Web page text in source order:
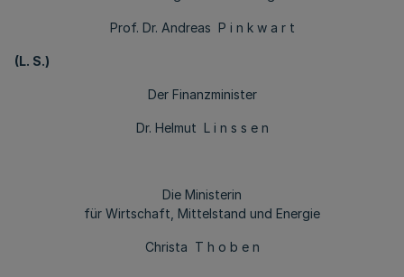
Prof. Dr. Andreas P i n k w a r t
(L. S.)
Der Finanzminister
Dr. Helmut L i n s s e n
Die Ministerin
für Wirtschaft, Mittelstand und Energie
Christa T h o b e n